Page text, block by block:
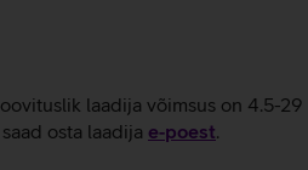
laadija võimsus on 4.5-29
osta laadija e‑poest.